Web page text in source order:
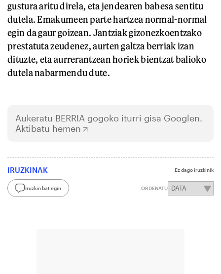
gustura aritu direla, eta jendearen babesa sentitu
dutela. Emakumeen parte hartzea normal-normal
egin da gaur goizean. Jantziak gizonezkoentzako
prestatuta zeudenez, aurten galtza berriak izan
dituzte, eta aurrerantzean horiek bientzat balioko
dutela nabarmendu dute.
Aukeratu BERRIA gogoko iturri gisa Googlen.
Aktibatu hemen
IRUZKINAK Ez dago iruzkinik
Iruzkin bat egin ORDENATU